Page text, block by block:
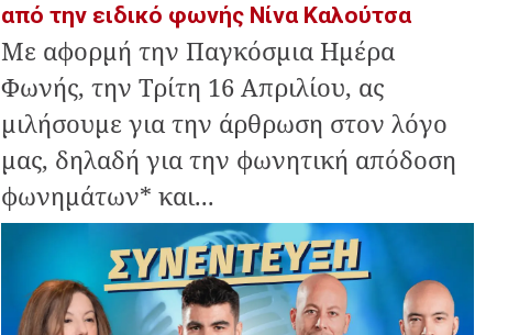
από την ειδικό φωνής Νίνα Καλούτσα
Με αφορμή την Παγκόσμια Ημέρα
Φωνής, την Τρίτη 16 Απριλίου, ας
μιλήσουμε για την άρθρωση στον λόγο
μας, δηλαδή για την φωνητική απόδοση
φωνημάτων* και...